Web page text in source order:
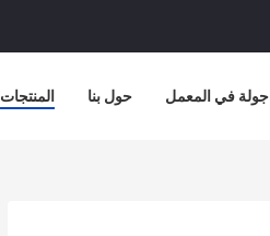
المنتجات حول بنا جولة في المعمل